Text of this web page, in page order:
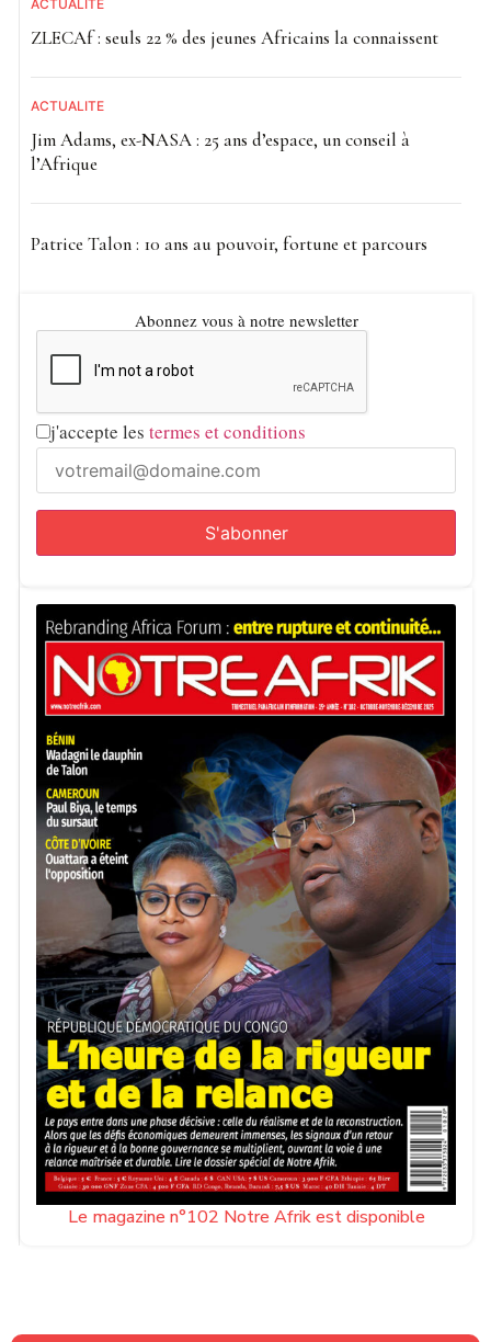
ACTUALITE
ZLECAf : seuls 22 % des jeunes Africains la connaissent
ACTUALITE
Jim Adams, ex-NASA : 25 ans d’espace, un conseil à
l’Afrique
Patrice Talon : 10 ans au pouvoir, fortune et parcours
Abonnez vous à notre newsletter
j'accepte les termes et conditions
Le magazine n°102 Notre Afrik est disponible